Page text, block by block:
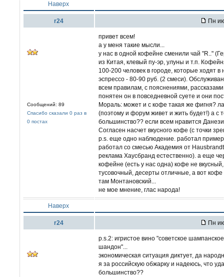
Наверх
r24 Пн
Сообщений: 89
Спасибо сказали 0 раз в
0 постах
привет всем!
а у меня такие мысли...
у нас в одной кофейне сменили чай "R.."
из Китая, клевый пу-эр, улуны и т.п.
100-200 человек в городе, которые ходят
эспрессо - 80-90 руб. (2 смеси).
всем правилам, с пояснениями,
понятен он в повседневной суете и они
Мораль: может и с кофе такая же фигня?
(поэтому и форум живет и жить будет!) а с
большинство?? если всем нравится
Согласен насчет вкусного кофе (с точки
p.s. еще одно наблюдение. работал
работал со смесью Академия от
реклама Хаусбранд естественно). а еще
кофейне (есть у нас одна) кофе не
тусовочный, десерты отличные, а вот
там Монтановский...
не мое мнение, глас народа!
Наверх
r24 Пн
p.s.2: игристое вино "советское
шандон"...
экономическая ситуация диктует, да
я за российскую обжарку и надеюсь, что
большинство??